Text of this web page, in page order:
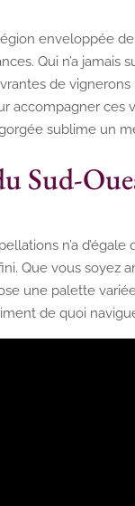
enveloppée
Qui n’a jamais
de vignerons
accompagner ces
sublime un
Sud-
n’a
Que vous
une palette
de quoi